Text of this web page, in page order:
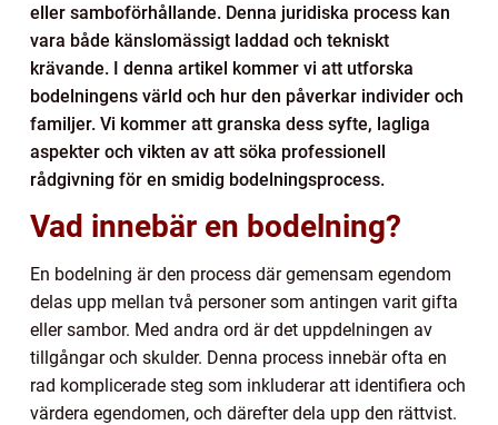
eller samboförhållande. Denna juridiska process kan
vara både känslomässigt laddad och tekniskt
krävande. I denna artikel kommer vi att utforska
bodelningens värld och hur den påverkar individer och
familjer. Vi kommer att granska dess syfte, lagliga
aspekter och vikten av att söka professionell
rådgivning för en smidig bodelningsprocess.
Vad innebär en bodelning?
En bodelning är den process där gemensam egendom
delas upp mellan två personer som antingen varit gifta
eller sambor. Med andra ord är det uppdelningen av
tillgångar och skulder. Denna process innebär ofta en
rad komplicerade steg som inkluderar att identifiera och
värdera egendomen, och därefter dela upp den rättvist.